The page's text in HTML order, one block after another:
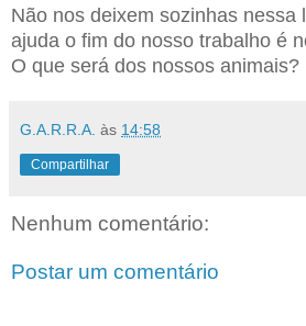
Não nos deixem sozinhas nessa
ajuda o fim do nosso trabalho é
O que será dos nossos animais?
G.A.R.R.A. às 14:58
Compartilhar
Nenhum comentário:
Postar um comentário